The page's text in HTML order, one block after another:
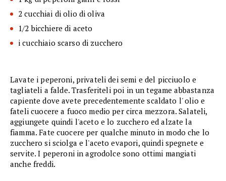
2 cucchiai di olio di oliva
1/2 bicchiere di aceto
i cucchiaio scarso di zucchero
Lavate i peperoni, privateli dei semi e del picciuolo e
tagliateli a falde. Trasferiteli poi in un tegame abbastanza
capiente dove avete precedentemente scaldato l' olio e
fateli cuocere a fuoco medio per circa mezzora. Salateli,
aggiungete quindi l'aceto e lo zucchero ed alzate la
fiamma. Fate cuocere per qualche minuto in modo che lo
zucchero si sciolga e l'aceto evapori, quindi spegnete e
servite. I peperoni in agrodolce sono ottimi mangiati
anche freddi.